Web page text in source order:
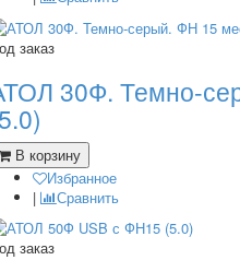
заказ
30Ф. Темно-
В корзину
Избранное
|
Сравнить
заказ